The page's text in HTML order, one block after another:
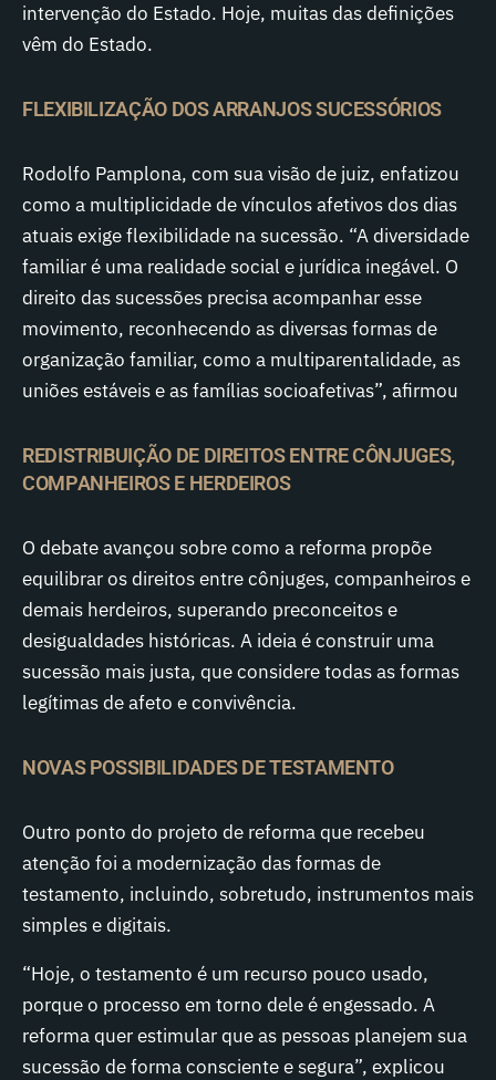
intervenção do Estado. Hoje, muitas das definições
vêm do Estado.
FLEXIBILIZAÇÃO DOS ARRANJOS SUCESSÓRIOS
Rodolfo Pamplona, com sua visão de juiz, enfatizou
como a multiplicidade de vínculos afetivos dos dias
atuais exige flexibilidade na sucessão. “A diversidade
familiar é uma realidade social e jurídica inegável. O
direito das sucessões precisa acompanhar esse
movimento, reconhecendo as diversas formas de
organização familiar, como a multiparentalidade, as
uniões estáveis e as famílias socioafetivas”, afirmou
REDISTRIBUIÇÃO DE DIREITOS ENTRE CÔNJUGES,
COMPANHEIROS E HERDEIROS
O debate avançou sobre como a reforma propõe
equilibrar os direitos entre cônjuges, companheiros e
demais herdeiros, superando preconceitos e
desigualdades históricas. A ideia é construir uma
sucessão mais justa, que considere todas as formas
legítimas de afeto e convivência.
NOVAS POSSIBILIDADES DE TESTAMENTO
Outro ponto do projeto de reforma que recebeu
atenção foi a modernização das formas de
testamento, incluindo, sobretudo, instrumentos mais
simples e digitais.
“Hoje, o testamento é um recurso pouco usado,
porque o processo em torno dele é engessado. A
reforma quer estimular que as pessoas planejem sua
sucessão de forma consciente e segura”, explicou